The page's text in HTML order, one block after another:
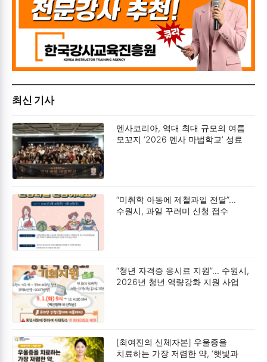
최신 기사
멘사코리아, 역대 최대 규모의 여름
모꼬지 ‘2026 멘사 마법학교’ 성료
“미취학 아동에 제철과일 전달”…
수원시, 과일 꾸러미 신청 접수
“청년 자격증 응시료 지원”… 수원시,
2026년 청년 역량강화 지원 사업
[최여진의 신체자본] 우울증을
치료하는 가장 저렴한 약, ‘햇빛과